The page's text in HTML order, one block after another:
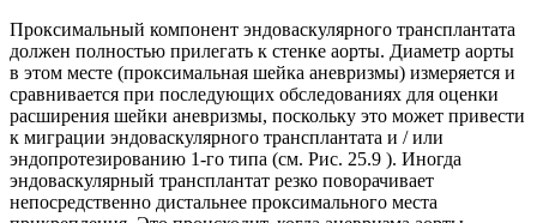
Проксимальный компонент эндоваскулярного трансплантата
должен полностью прилегать к стенке аорты. Диаметр аорты
в этом месте (проксимальная шейка аневризмы) измеряется и
сравнивается при последующих обследованиях для оценки
расширения шейки аневризмы, поскольку это может привести
к миграции эндоваскулярного трансплантата и / или
эндопротезированию 1-го типа (см. Рис. 25.9 ). Иногда
эндоваскулярный трансплантат резко поворачивает
непосредственно дистальнее проксимального места